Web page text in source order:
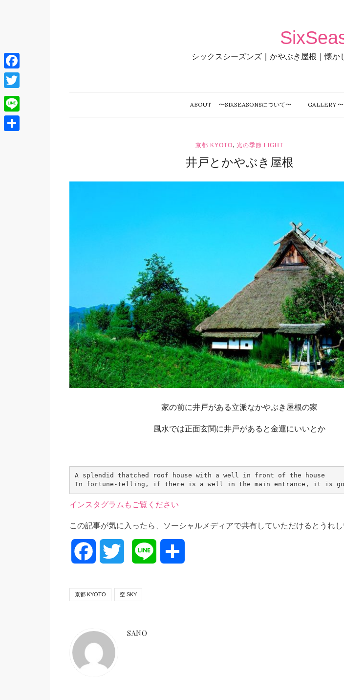
シックスシーズンズ｜かやぶき屋根｜懐
ABOUT 〜SIXSEASONSについて〜 GALLERY
京都 KYOTO,光の季節 LIGHT
井戸とかやぶき屋根
Sano
家の前に井戸がある立派なかやぶき屋根の家
風水では正面玄関に井戸があると金運にいいとか
A splendid thatched roof house with a well in front of the house
In fortune-telling, if there is a well in the main entrance, it is
インスタグラムもご覧ください
この記事が気に入ったら、ソーシャルメディアで共有していただけるとうれし
Facebook Twitter Line
京都 KYOTO 空 SKY
SANO
Facebook
Twitter
Line